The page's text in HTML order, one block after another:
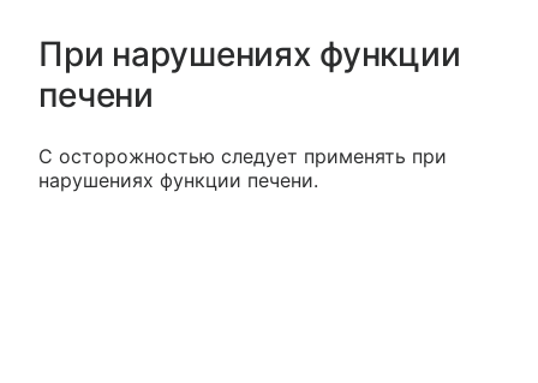
При нарушениях функции
печени
С осторожностью следует применять при
нарушениях функции печени.